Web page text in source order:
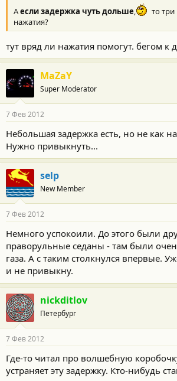
Аесли задержка чуть дольше,
то
нажатия?
тут вряд ли нажатия помогут. бегом к
MaZaY
Super Moderator
7 Фев 2012
Небольшая задержка есть, но не как
Нужно привыкнуть...
selp
New Member
7 Фев 2012
Немного успокоили. До этого были
праворульные седаны - там были
газа. А с таким столкнулся впервые.
и не привыкну.
nickditlov
Петербург
7 Фев 2012
Где-то читал про волшебную
устраняет эту задержку. Кто-нибудь